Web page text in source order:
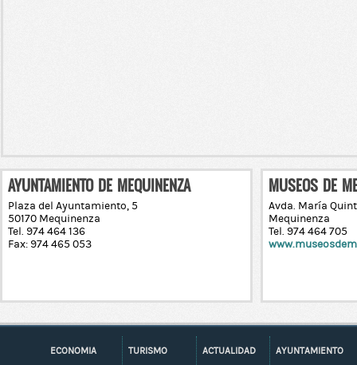
AYUNTAMIENTO DE MEQUINENZA
Plaza del Ayuntamiento, 5
50170 Mequinenza
Tel. 974 464 136
Fax: 974 465 053
MUSEOS DE
Avda. Mªría
Mequinenza
Tel. 974 464 705
AYUNTAMIENTO
ACTUALIDAD
TURISMO
ECONOMIA